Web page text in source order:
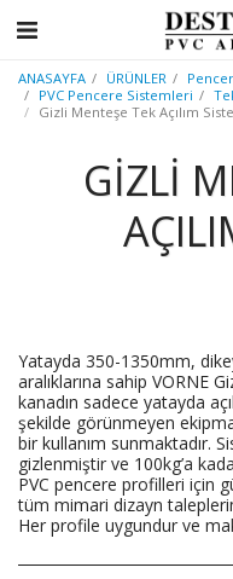
ANASAYFA ÜRÜNLER
PVC Pencere Sistemleri
Gizli Menteşe Tek Açılım
GIZLI
Yatayda 350-1350mm,
aralıklarına sahip VORNE
kanadın sadece yatayda
şekilde görünmeyen
bir kullanım sunmaktadır.
gizlenmiştir ve 100kg’a
PVC pencere profilleri için
tüm mimari dizayn
Her profile uygundur ve